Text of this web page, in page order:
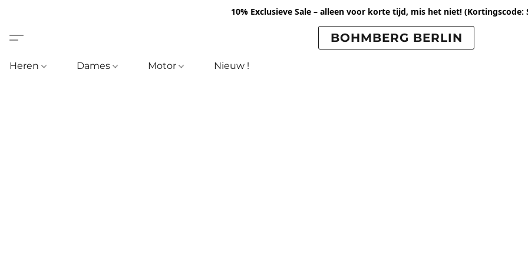
10% Exclusieve Sale – alleen voor korte tijd, mis het niet! (Kortingscode:
BOHMBERG BERLIN
Heren Dames Motor Nieuw !